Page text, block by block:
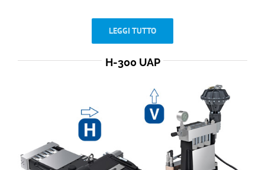
LEGGI TUTTO
H-300 UAP